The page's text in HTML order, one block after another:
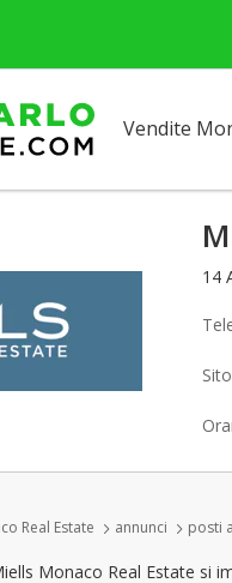
Vendite
14
Real Estate annunci posti
Monaco Real Estate si